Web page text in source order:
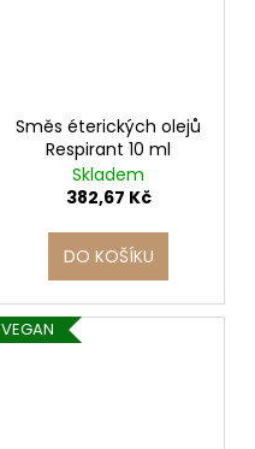
Směs éterických olejů
Respirant 10 ml
Skladem
382,67 Kč
DO KOŠÍKU
VEGAN